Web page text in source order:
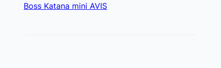
Boss Katana mini AVIS